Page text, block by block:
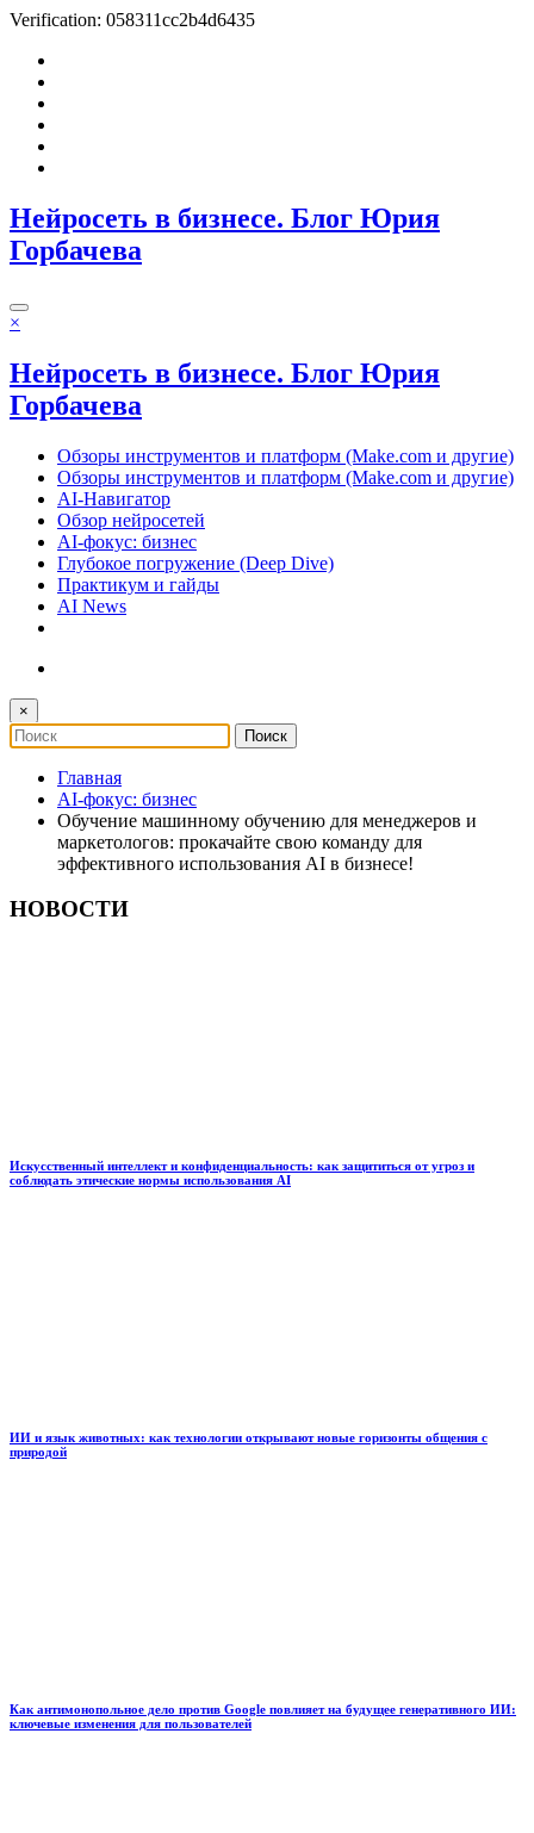
Verification: 058311cc2b4d6435
Перейти
содержимому
Нейросеть в бизнесе. Блог Юрия
Горбачева
×
Нейросеть в бизнесе. Блог Юрия
Горбачева
Обзоры инструментов и платформ (Make.com и другие)
Обзоры инструментов и платформ (Make.com и другие)
AI-Навигатор
Обзор нейросетей
AI-фокус: бизнес
Глубокое погружение (Deep Dive)
Практикум и гайды
AI News
×
Главная
AI-фокус: бизнес
Обучение машинному обучению для менеджеров и
маркетологов: прокачайте свою команду для
эффективного использования AI в бизнесе!
НОВОСТИ
Искусственный интеллект и конфиденциальность: как защититься от угроз и
соблюдать этические нормы использования AI
ИИ и язык животных: как технологии открывают новые горизонты общения с
природой
Как антимонопольное дело против Google повлияет на будущее генеративного ИИ:
ключевые изменения для пользователей